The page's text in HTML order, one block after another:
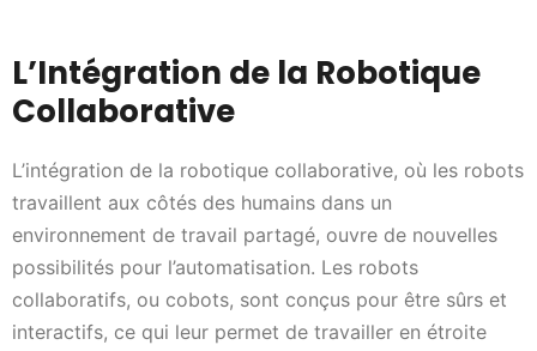
L’Intégration de la Robotique
Collaborative
L’intégration de la robotique collaborative, où les robots
travaillent aux côtés des humains dans un
environnement de travail partagé, ouvre de nouvelles
possibilités pour l’automatisation. Les robots
collaboratifs, ou cobots, sont conçus pour être sûrs et
interactifs, ce qui leur permet de travailler en étroite